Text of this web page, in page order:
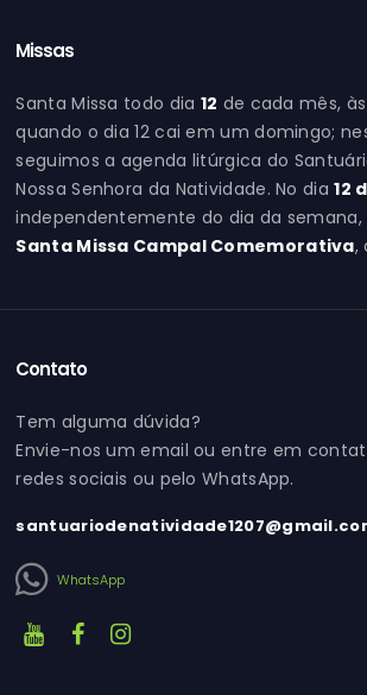
Missas
Santa Missa todo dia 12 de cada mês,
quando o dia 12 cai em um domingo;
seguimos a agenda litúrgica do
Nossa Senhora da Natividade. No dia12
independentemente do dia da
Santa Missa Campal Comemorativa,
Contato
Tem alguma dúvida?
Envie-nos um email ou entre em
redes sociais ou pelo WhatsApp.
WhatsApp